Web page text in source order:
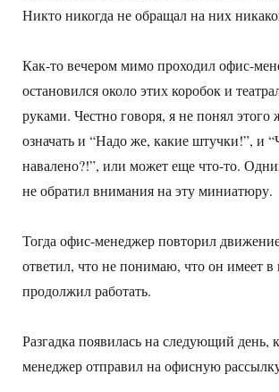
Никто никогда не обращал на них
Как-то вечером мимо проходил офис-
остановился около этих коробок и
руками. Честно говоря, я не понял
означать и “Надо же, какие штучки!”, и
навалено?!”, или может еще что-то.
не обратил внимания на эту миниатюру.
Тогда офис-менеджер повторил
ответил, что не понимаю, что он имеет в
продолжил работать.
Разгадка появилась на следующий день,
менеджер отправил на офисную